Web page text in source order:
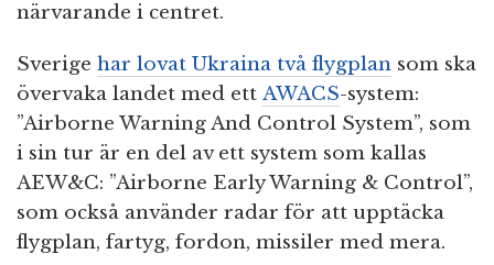
närvarande i centret.
Sverige har lovat Ukraina två flygplan som ska
övervaka landet med ett AWACS-system:
”Airborne Warning And Control System”, som
i sin tur är en del av ett system som kallas
AEW&C: ”Airborne Early Warning & Control”,
som också använder radar för att upptäcka
flygplan, fartyg, fordon, missiler med mera.